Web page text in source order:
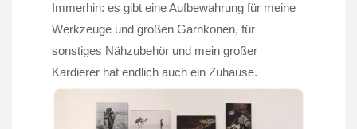
Immerhin: es gibt eine Aufbewahrung für meine
Werkzeuge und großen Garnkonen, für
sonstiges Nähzubehör und mein großer
Kardierer hat endlich auch ein Zuhause.